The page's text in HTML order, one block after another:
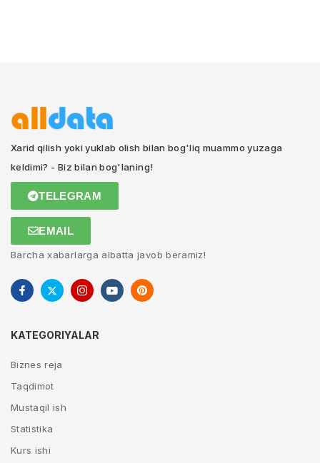
Xarid qilish yoki yuklab olish bilan bog'liq muammo yuzaga
keldimi? - Biz bilan bog'laning!
TELEGRAM
EMAIL
Barcha xabarlarga albatta javob beramiz!
KATEGORIYALAR
Biznes reja
Taqdimot
Mustaqil ish
Statistika
Kurs ishi